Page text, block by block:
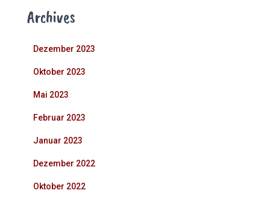
Archives
Dezember 2023
Oktober 2023
Mai 2023
Februar 2023
Januar 2023
Dezember 2022
Oktober 2022